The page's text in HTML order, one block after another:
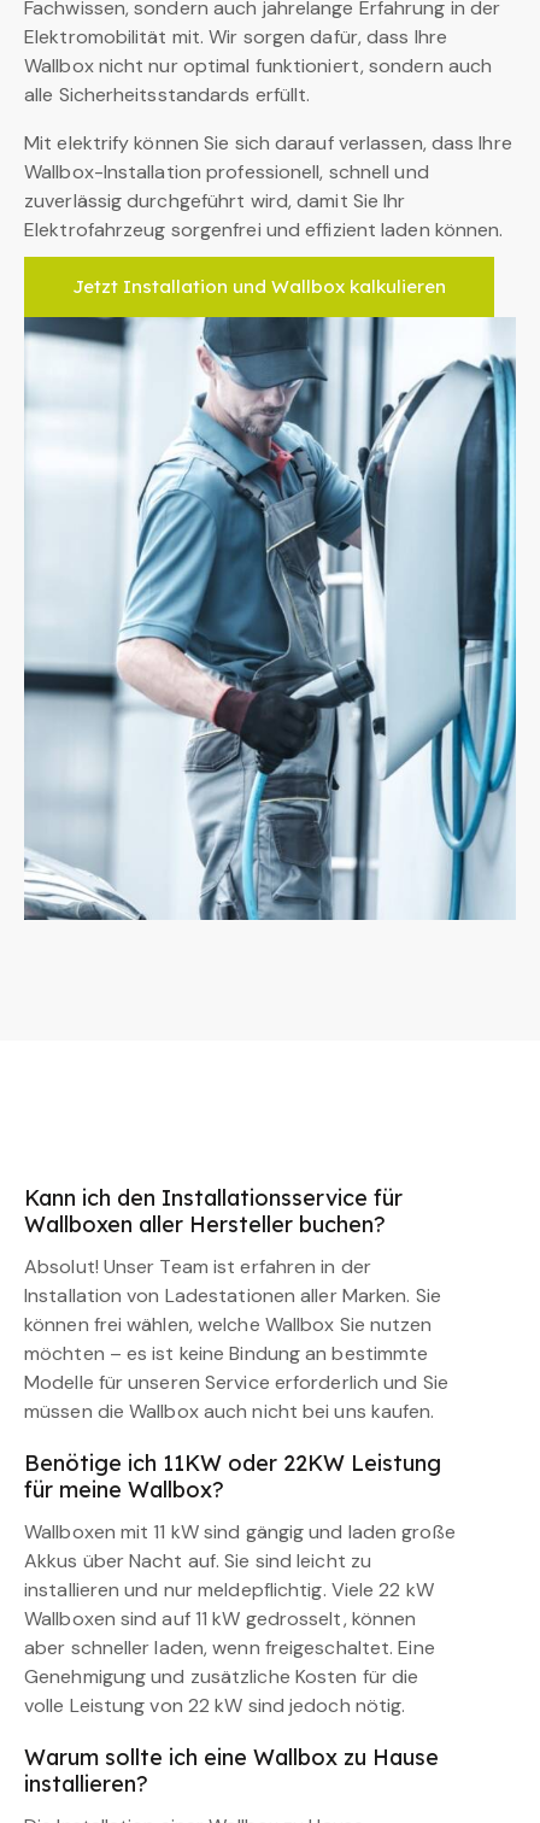
Fachwissen, sondern auch jahrelange Erfahrung in der
Elektromobilität mit. Wir sorgen dafür, dass Ihre
Wallbox nicht nur optimal funktioniert, sondern auch
alle Sicherheitsstandards erfüllt.
Mit elektrify können Sie sich darauf verlassen, dass Ihre
Wallbox-Installation professionell, schnell und
zuverlässig durchgeführt wird, damit Sie Ihr
Elektrofahrzeug sorgenfrei und effizient laden können.
Jetzt Installation und Wallbox kalkulieren
Kann ich den Installationsservice für
Wallboxen aller Hersteller buchen?
Absolut! Unser Team ist erfahren in der
Installation von Ladestationen aller Marken. Sie
können frei wählen, welche Wallbox Sie nutzen
möchten – es ist keine Bindung an bestimmte
Modelle für unseren Service erforderlich und Sie
müssen die Wallbox auch nicht bei uns kaufen.
Benötige ich 11KW oder 22KW Leistung
für meine Wallbox?
Wallboxen mit 11 kW sind gängig und laden große
Akkus über Nacht auf. Sie sind leicht zu
installieren und nur meldepflichtig. Viele 22 kW
Wallboxen sind auf 11 kW gedrosselt, können
aber schneller laden, wenn freigeschaltet. Eine
Genehmigung und zusätzliche Kosten für die
volle Leistung von 22 kW sind jedoch nötig.
Warum sollte ich eine Wallbox zu Hause
installieren?